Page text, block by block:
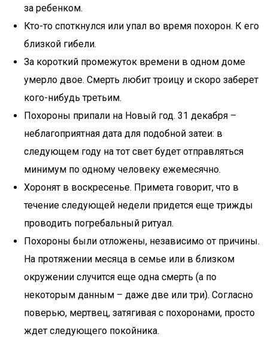
за ребенком.
Кто-то споткнулся или упал во время похорон. К его
близкой гибели.
За короткий промежуток времени в одном доме
умерло двое. Смерть любит троицу и скоро заберет
кого-нибудь третьим.
Похороны припали на Новый год. 31 декабря –
неблагоприятная дата для подобной затеи: в
следующем году на тот свет будет отправляться
минимум по одному человеку ежемесячно.
Хоронят в воскресенье. Примета говорит, что в
течение следующей недели придется еще трижды
проводить погребальный ритуал.
Похороны были отложены, независимо от причины.
На протяжении месяца в семье или в близком
окружении случится еще одна смерть (а по
некоторым данным – даже две или три). Согласно
поверью, мертвец, затягивая с похоронами, просто
ждет следующего покойника.